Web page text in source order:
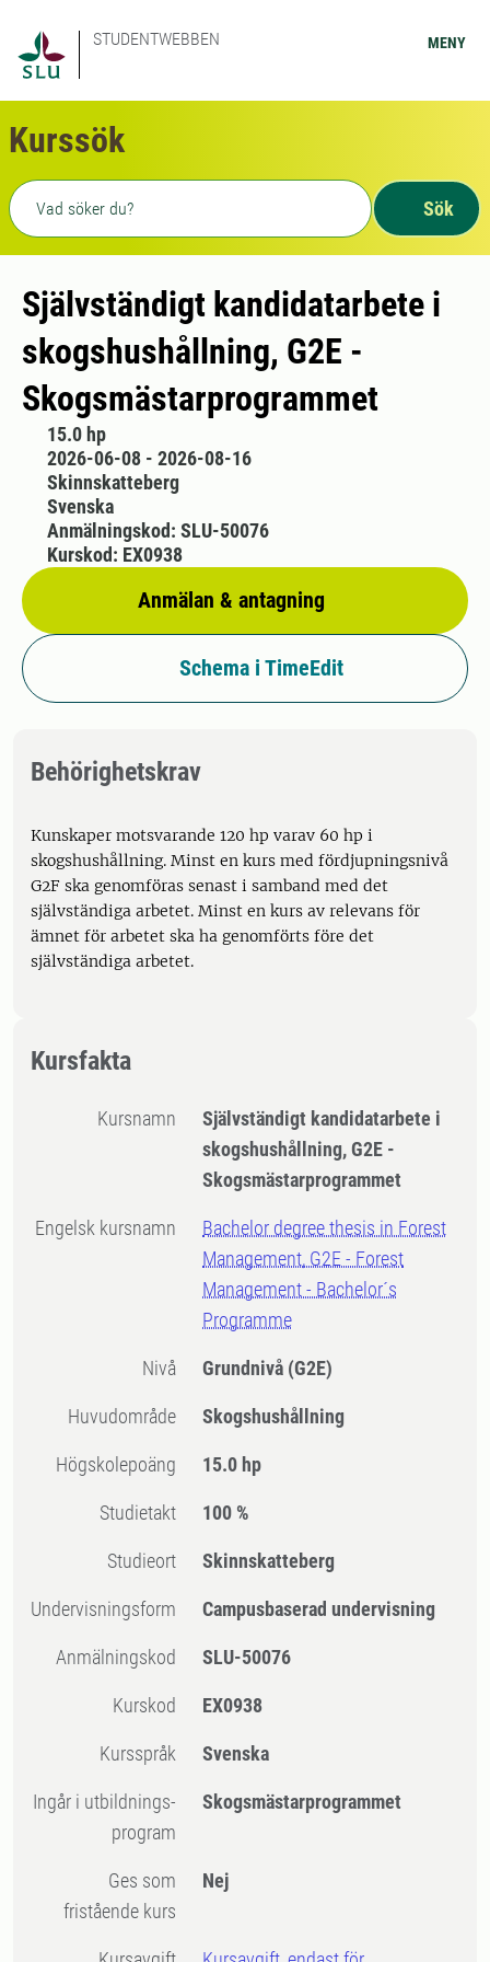
STUDENTWEBBEN MENY
Kurssök
Fritext sökning
Sök
Självständigt kandidatarbete i
skogshushållning, G2E -
Skogsmästarprogrammet
15.0 hp
2026-06-08 - 2026-08-16
Skinnskatteberg
Svenska
Anmälan & antagning
Anmälningskod: SLU-50076
Kurskod: EX0938
Schema i TimeEdit
Behörighetskrav
Kunskaper motsvarande 120 hp varav 60 hp i
skogshushållning. Minst en kurs med fördjupningsnivå
G2F ska genomföras senast i samband med det
självständiga arbetet. Minst en kurs av relevans för
ämnet för arbetet ska ha genomförts före det
självständiga arbetet.
Kursfakta
Kursnamn
Självständigt kandidatarbete i
skogshushållning, G2E -
Skogsmästarprogrammet
Engelsk kursnamn
Bachelor degree thesis in Forest
Management, G2E - Forest
Management - Bachelor´s
Programme
Nivå Grundnivå (G2E)
Huvudområde Skogshushållning
högskolepoäng 15.0 hp
Studietakt 100 %
Studieort Skinnskatteberg
Undervisningsform Campusbaserad undervisning
Anmälningskod SLU-50076
Kurskod EX0938
Kursspråk Svenska
Ingår i utbildnings-
program
Skogsmästarprogrammet
Ges som
fristående kurs
Nej